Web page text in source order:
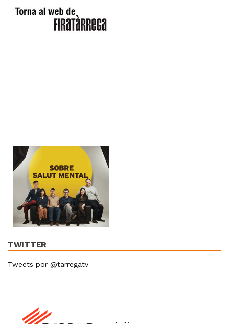
TWITTER
Tweets por @tarregatv